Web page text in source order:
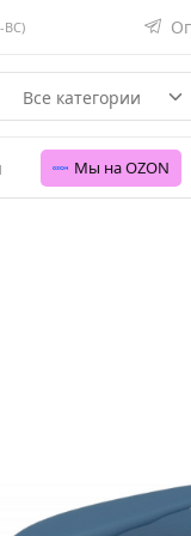
ВС)
Все категории
Мы на OZON